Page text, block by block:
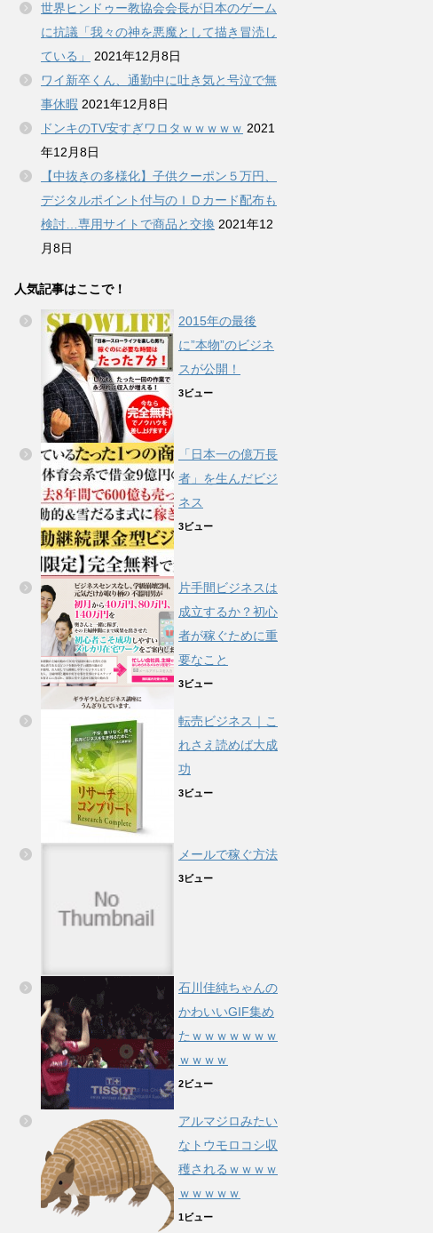
世界ヒンドゥー教協会会長が日本のゲーム
に抗議「我々の神を悪魔として描き冒涜し
ている」
2021年12月8日
ワイ新卒くん、通勤中に吐き気と号泣で無
事休暇 2021年12月8日
ドンキのTV安すぎワロタｗｗｗｗｗ 2021
年12月8日
【中抜きの多様化】子供クーポン５万円、
デジタルポイント付与のＩＤカード配布も
検討…専用サイトで商品と交換 2021年12
月8日
人気記事はここで！
2015年の最後
に”本物”のビジネ
スが公開！
3ビュー
「日本一の億万長
者」を生んだビジ
ネス
3ビュー
片手間ビジネスは
成立するか？初心
者が稼ぐために重
要なこと
3ビュー
転売ビジネス｜こ
れさえ読めば大成
功
3ビュー
メールで稼ぐ方法
3ビュー
石川佳純ちゃんの
かわいいGIF集め
たｗｗｗｗｗｗｗ
ｗｗｗｗ
2ビュー
アルマジロみたい
なトウモロコシ収
穫されるｗｗｗｗ
ｗｗｗｗｗ
1ビュー